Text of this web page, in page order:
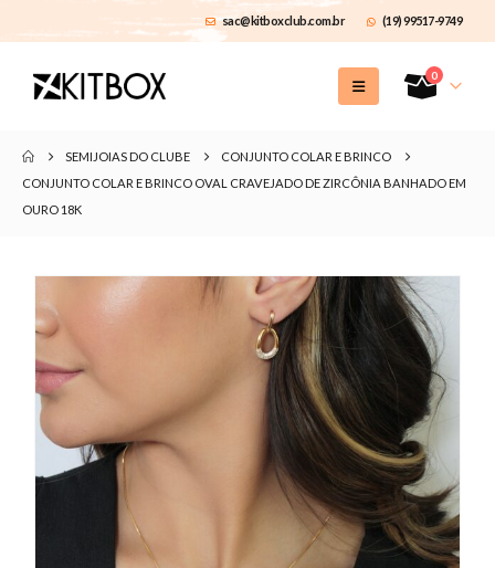
sac@kitboxclub.com.br (19) 99517-9749
0
SEMIJOIAS DO CLUBE
CONJUNTO COLAR E BRINCO
CONJUNTO COLAR E BRINCO OVAL CRAVEJADO DE ZIRCÔNIA BANHADO EM
OURO 18K